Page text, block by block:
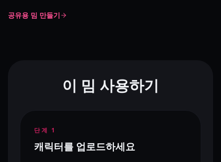
공유용 밈 만들기
이 밈 사용하기
단계 1
캐릭터를 업로드하세요